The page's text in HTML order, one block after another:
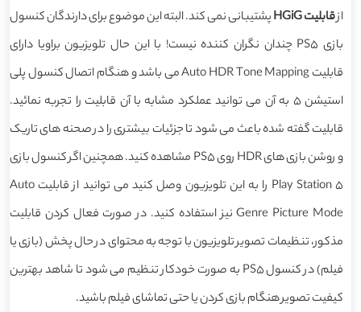
ازقابلیت HGiG
پشتیبانی نمی کند. البته این موضوع برای دارندگان کنسول
بازی PS5 چندان نگران کننده نیست! با این حال تلویزیون براویا دارای
قابلیت Auto HDR Tone Mapping می باشد و هنگام اتصال کنسول پلی
استیشن 5 به آن می توانید عملکرد مشابه با آن قابلیت را تجربه نمائید.
قابلیت گفته شده باعث می شود تا جزئیات بیشتری را در صحنه های تاریک
و روشن بازی های HDR روی PS5 مشاهده کنید. همچنین اگر کنسول بازی
Play Station 5 را به این تلویزیون وصل کنید می توانید از قابلیت Auto
Genre Picture Mode نیز استفاده کنید. در صورت فعال کردن قابلیت
مذکور، تنظیمات تصویر تلویزیون با توجه به محتوای در حال پخش (بازی یا
فیلم) در کنسول PS5 به صورت خودکار تنظیم می شود تا شاهد بهترین
کیفیت تصویر هنگام بازی کردن یا حتی تماشای فیلم باشید.